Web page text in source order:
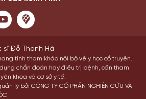
sĩ Đỗ Thanh Hà
tính tham khảo nội bộ về y học cổ truyền.
chẩn đoán hay điều trị bệnh, cần tham
khoa và cơ sở y tế.
lý bởi CÔNG TY CỔ PHẦN NGHIÊN CỨU VÀ